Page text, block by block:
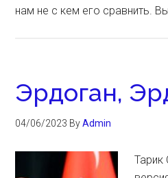
нам не с кем его сравнить.
Эрдоган,
04/06/2023 ByAdmin
Тарик